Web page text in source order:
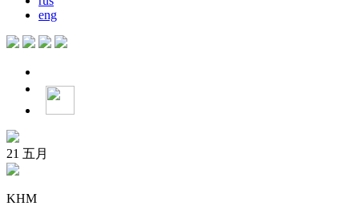
eng
21 五月
KHM